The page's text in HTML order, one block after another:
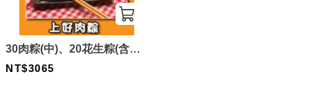
30肉粽(中)、20花生粽(含運)
組合
NT$3065